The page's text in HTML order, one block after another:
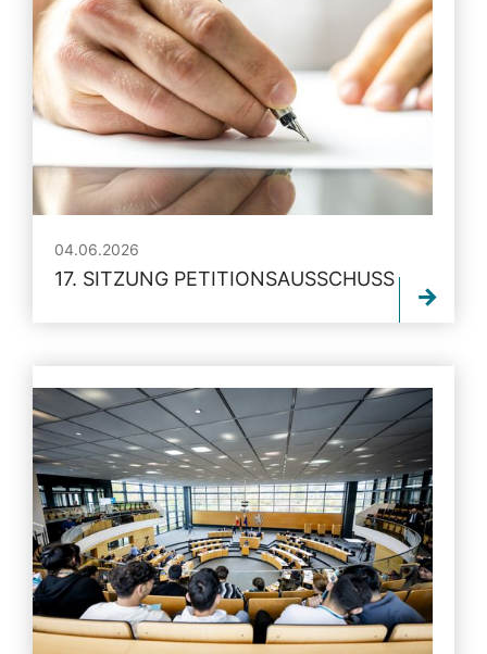
04.06.2026
17. SITZUNG PETITIONSAUSSCHUSS